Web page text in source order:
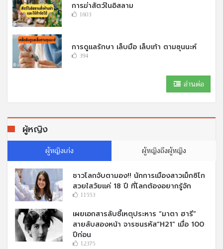
การฆ่าสัตว์ในอิสลาม
1603
การดูแลรักษา เล็บมือ เล็บเท้า ตามซุนนะห์
394
อ่านต่อ
ผู้หญิง
ผู้หญิงเก่ง ผู้หญิงถึงผู้หญิง
ชาวโลกจับตามอง!! นักการเมืองสาวเม็กซิโก
สวยใสวัยแค่ 18 ปี ที่โลกต้องอยากรู้จัก
11553
เผยเอกสารลับชี้เหตุประหาร “มาตา ฮารี”
สายลับสองหน้า จารชนรหัส“H21” เมื่อ 100
ปีก่อน
12375